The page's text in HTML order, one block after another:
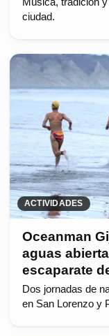
ciudad.
ACTIVIDADES
Oceanman
aguas
escaparate
Dos jornadas de
en San Lorenzo y